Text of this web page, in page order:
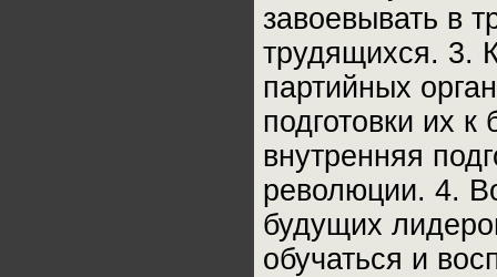
завоевывать в
трудящихся. 3.
партийных
подготовки их
внутренняя
революции. 4.
будущих
обучаться и